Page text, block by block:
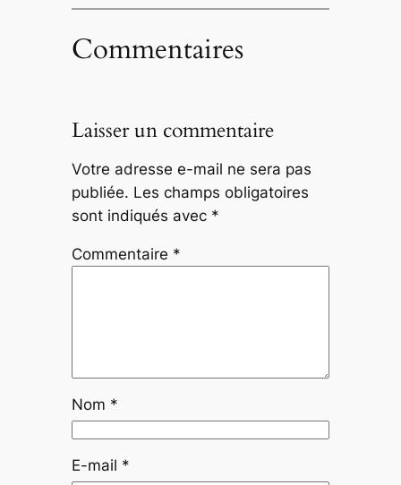
Commentaires
Laisser un commentaire
Votre adresse e-mail ne sera pas
publiée. Les champs obligatoires
sont indiqués avec *
Commentaire *
Nom *
E-mail *